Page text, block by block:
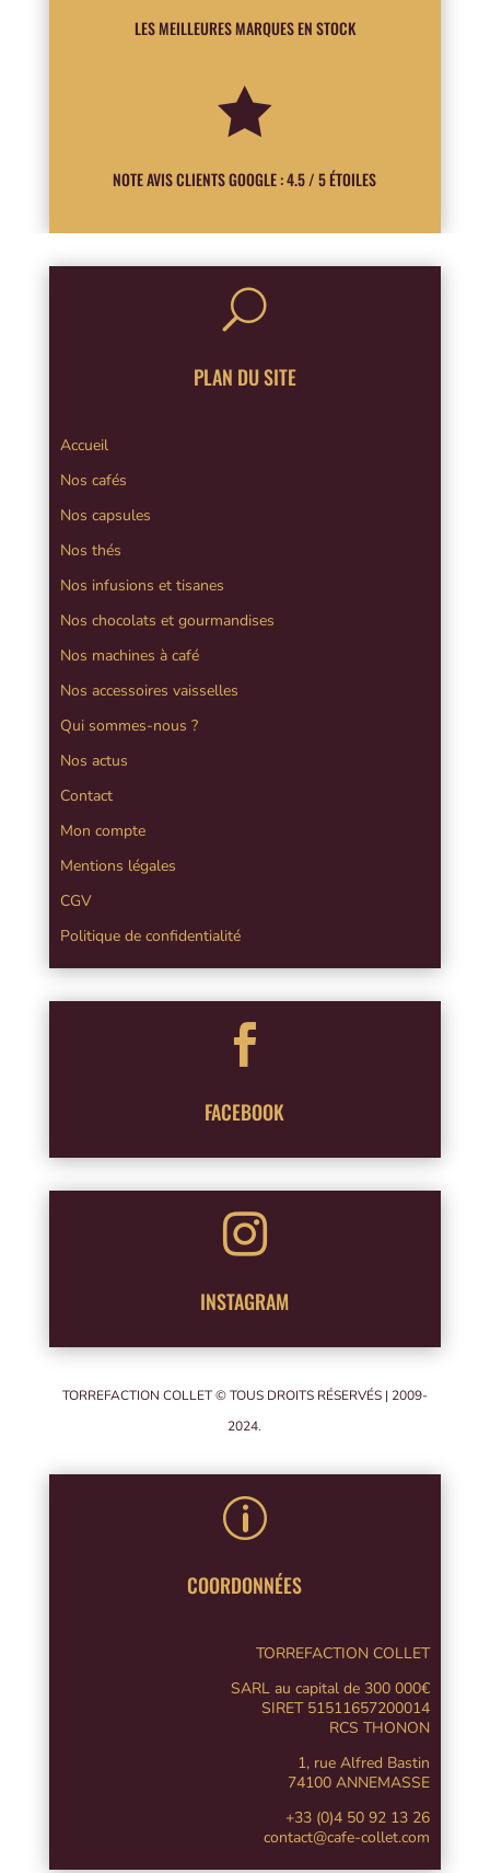
LES MEILLEURES MARQUES EN STOCK

NOTE AVIS CLIENTS GOOGLE : 4.5 / 5 ÉTOILES
U
PLAN DU SITE
Accueil
Nos cafés
Nos capsules
Nos thés
Nos infusions et tisanes
Nos chocolats et gourmandises
Nos machines à café
Nos accessoires vaisselles
Qui sommes-nous ?
Nos actus
Contact
Mon compte
Mentions légales
CGV
Politique de confidentialité

FACEBOOK

INSTAGRAM
TORREFACTION COLLET © TOUS DROITS RÉSERVÉS | 2009-
2024.
p
COORDONNÉES
TORREFACTION COLLET
SARL au capital de 300 000€
SIRET 51511657200014
RCS THONON
1, rue Alfred Bastin
74100 ANNEMASSE
+33 (0)4 50 92 13 26
contact@cafe-collet.com